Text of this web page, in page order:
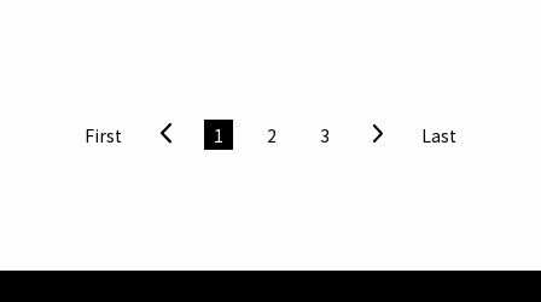
通部公路局列名指導單位，並邀請政府單位及車測中心
（ARTC）多方參與，讓這場商用車的盛大展會成為產業與
碳轉型計畫、公路人員訓練中心的服務、全 國 唯 一 電 動
男暈眩並無大礙，蔡男則稱他在超商買東西時突聽見巨響，
沒想到外出查看後竟發現自己的車也遭殃，隨後附近住戶也
台北市文山區景美欲返回新店安康路途中，在看見欲迴轉的
First 1 2 3 Last